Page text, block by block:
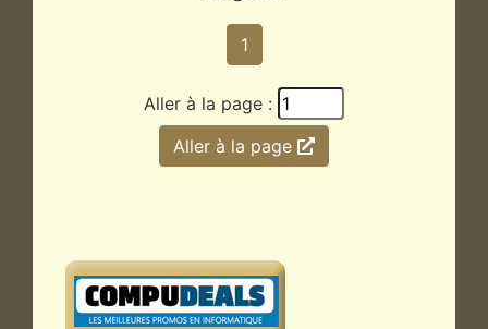
1
Aller à la page :
Aller à la page